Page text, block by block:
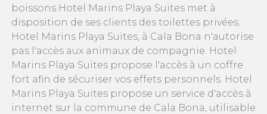
boissons Hotel Marins Playa Suites met à
disposition de ses clients des toilettes privées.
Hotel Marins Playa Suites, à Cala Bona n'autorise
pas l'accès aux animaux de compagnie. Hotel
Marins Playa Suites propose l'accès à un coffre
fort afin de sécuriser vos effets personnels. Hotel
Marins Playa Suites propose un service d'accès à
internet sur la commune de Cala Bona, utilisable